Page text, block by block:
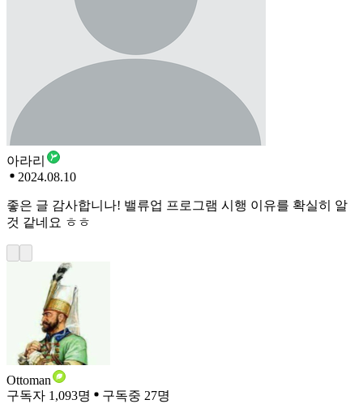
아라리
2024.08.10
좋은 글 감사합니나! 밸류업 프로그램 시행 이유를 확실히 알
것 같네요 ㅎㅎ
Ottoman
구독자 1,093명
구독중 27명